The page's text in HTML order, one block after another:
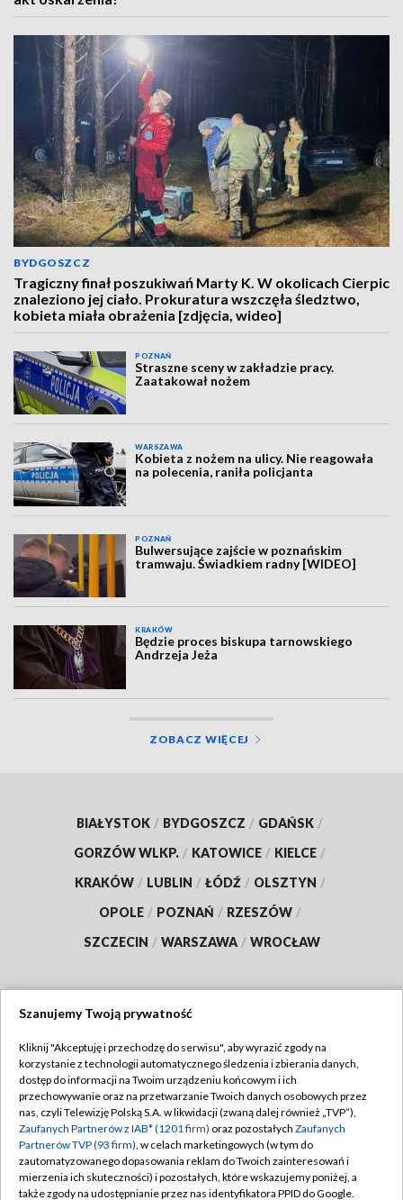
BYDGOSZCZ
Tragiczny finał poszukiwań Marty K. W okolicach Cierpic
znaleziono jej ciało. Prokuratura wszczęła śledztwo,
kobieta miała obrażenia [zdjęcia, wideo]
POZNAŃ
Straszne sceny w zakładzie pracy.
Zaatakował nożem
WARSZAWA
Kobieta z nożem na ulicy. Nie reagowała
na polecenia, raniła policjanta
POZNAŃ
Bulwersujące zajście w poznańskim
tramwaju. Świadkiem radny [WIDEO]
KRAKÓW
Będzie proces biskupa tarnowskiego
Andrzeja Jeża
ZOBACZ WIĘCEJ
BIAŁYSTOK / BYDGOSZCZ / GDAŃSK /
GORZÓW WLKP. / KATOWICE / KIELCE /
KRAKÓW / LUBLIN / ŁÓDŹ / OLSZTYN /
OPOLE / POZNAŃ / RZESZÓW /
SZCZECIN / WARSZAWA / WROCŁAW
TVP
Abonament TVP
Emisja w TVP
Centrum informacji TVP
Naziemna Telewizja Cyfrowa
Regulamin TVP
Polityka prywatności
Moje zgody
Pomoc
Szanujemy Twoją prywatność
Kliknij "Akceptuję i przechodzę do serwisu", aby wyrazić zgody na
korzystanie z technologii automatycznego śledzenia i zbierania danych,
dostęp do informacji na Twoim urządzeniu końcowym i ich
przechowywanie oraz na przetwarzanie Twoich danych osobowych przez
nas, czyli Telewizję Polską S.A. w likwidacji (zwaną dalej również „TVP”),
Zaufanych Partnerów z IAB* (1201 firm) oraz pozostałych Zaufanych
Partnerów TVP (93 firm), w celach marketingowych (w tym do
zautomatyzowanego dopasowania reklam do Twoich zainteresowań i
mierzenia ich skuteczności) i pozostałych, które wskazujemy poniżej, a
także zgody na udostępnianie przez nas identyfikatora PPID do Google.